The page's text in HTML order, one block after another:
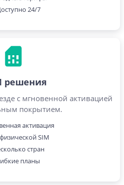
24/7
решения
с мгновенной активацией
покрытием.
активация
SIM
стран
планы